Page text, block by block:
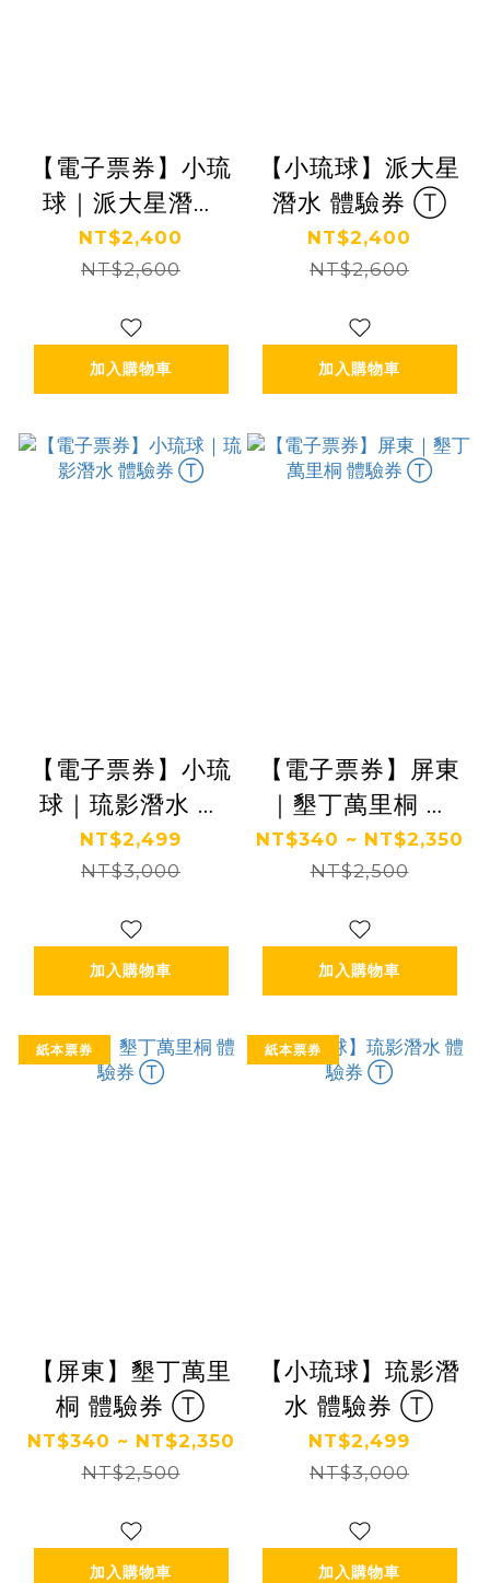
【電子票券】小琉
球｜派大星潛水
體驗券 Ⓣ
NT$2,400
NT$2,600
加入購物車
【小琉球】派大星
潛水 體驗券 Ⓣ
NT$2,400
NT$2,600
加入購物車
【電子票券】小琉
球｜琉影潛水 體
驗券 Ⓣ
NT$2,499
NT$3,000
加入購物車
【電子票券】屏東
｜墾丁萬里桐 體
驗券 Ⓣ
NT$340 ~ NT$2,350
NT$2,500
加入購物車
紙本票券
【屏東】墾丁萬里
桐 體驗券 Ⓣ
NT$340 ~ NT$2,350
NT$2,500
加入購物車
紙本票券
【小琉球】琉影潛
水 體驗券 Ⓣ
NT$2,499
NT$3,000
加入購物車